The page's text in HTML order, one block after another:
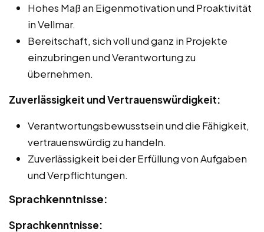
Hohes Maß an Eigenmotivation und Proaktivität
in Vellmar.
Bereitschaft, sich voll und ganz in Projekte
einzubringen und Verantwortung zu
übernehmen.
Zuverlässigkeit und Vertrauenswürdigkeit:
Verantwortungsbewusstsein und die Fähigkeit,
vertrauenswürdig zu handeln.
Zuverlässigkeit bei der Erfüllung von Aufgaben
und Verpflichtungen.
Sprachkenntnisse:
Sprachkenntnisse: